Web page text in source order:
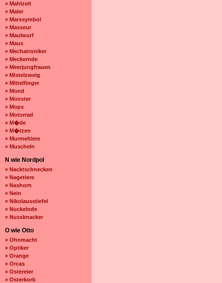
» Mahlzeit
» Maler
» Marssymbol
» Masseur
» Maulwurf
» Maus
» Mechatroniker
» Meckernde
» Meerjungfrauen
» Mistelzweig
» Mittelfinger
» Mond
» Monster
» Mops
» Motorrad
» M�de
» M�tzen
» Murmeltiere
» Muscheln
N wie Nordpol
» Nacktschnecken
» Nagetiere
» Nashorn
» Nein
» Nikolausstiefel
» Nuckelnde
» Nussknacker
O wie Otto
» Ohnmacht
» Optiker
» Orange
» Orcas
» Ostereier
» Osterkorb